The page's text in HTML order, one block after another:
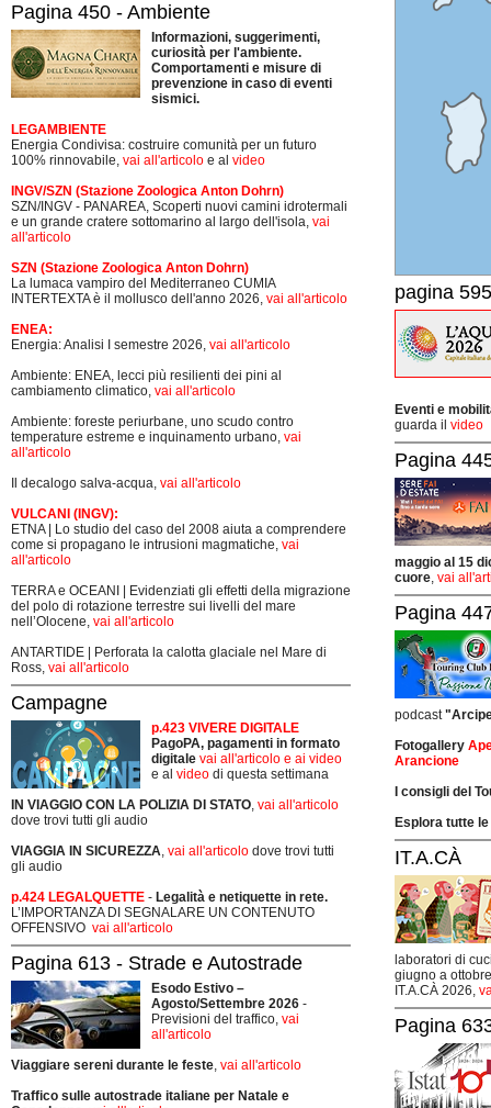
Pagina 450 - Ambiente
Informazioni, suggerimenti,
curiosità per l'ambiente.
Comportamenti e misure di
prevenzione in caso di eventi
sismici.
LEGAMBIENTE
Energia Condivisa: costruire comunità per un futuro
100% rinnovabile, vai all'articolo e al video
INGV/SZN (Stazione Zoologica Anton Dohrn)
SZN/INGV - PANAREA, Scoperti nuovi camini idrotermali
e un grande cratere sottomarino al largo dell'isola, vai
all'articolo
SZN (Stazione Zoologica Anton Dohrn)
La lumaca vampiro del Mediterraneo CUMIA
INTERTEXTA è il mollusco dell'anno 2026, vai all'articolo
ENEA:
Energia: Analisi I semestre 2026, vai all'articolo
Ambiente: ENEA, lecci più resilienti dei pini al
cambiamento climatico, vai all'articolo
Ambiente: foreste periurbane, uno scudo contro
temperature estreme e inquinamento urbano, vai
all'articolo
Il decalogo salva-acqua, vai all'articolo
VULCANI (INGV):
ETNA | Lo studio del caso del 2008 aiuta a comprendere
come si propagano le intrusioni magmatiche, vai
all'articolo
TERRA e OCEANI | Evidenziati gli effetti della migrazione
del polo di rotazione terrestre sui livelli del mare
nell’Olocene, vai all'articolo
ANTARTIDE | Perforata la calotta glaciale nel Mare di
Ross, vai all'articolo
Campagne
p.423 VIVERE DIGITALE
PagoPA, pagamenti in formato
digitale vai all'articolo e ai video
e al video di questa settimana
IN VIAGGIO CON LA POLIZIA DI STATO, vai all'articolo
dove trovi tutti gli audio
VIAGGIA IN SICUREZZA, vai all'articolo dove trovi tutti
gli audio
p.424 LEGALQUETTE - Legalità e netiquette in rete.
L’IMPORTANZA DI SEGNALARE UN CONTENUTO
OFFENSIVO vai all'articolo
Pagina 613 - Strade e Autostrade
Esodo Estivo –
Agosto/Settembre 2026 -
Previsioni del traffico, vai
all'articolo
Viaggiare sereni durante le feste, vai all'articolo
Traffico sulle autostrade italiane per Natale e
pagina
Eventi e
guarda il video
Pagina
maggio al 15
cuore, vai
Pagina
podcast
Fotogallery
Arancione
I consigli del
Esplora tutte
IT.A.CÀ
laboratori di
giugno a
IT.A.CÀ 2026,
Pagina